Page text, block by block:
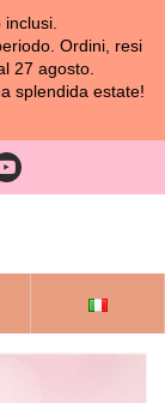
Ordini, resi
27 agosto.
splendida estate!